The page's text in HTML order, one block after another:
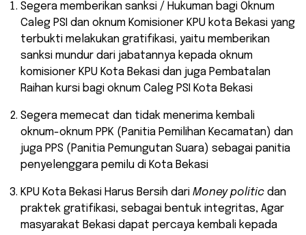
Segera memberikan sanksi / Hukuman bagi Oknum
Caleg PSI dan oknum Komisioner KPU kota Bekasi yang
terbukti melakukan gratifikasi, yaitu memberikan
sanksi mundur dari jabatannya kepada oknum
komisioner KPU Kota Bekasi dan juga Pembatalan
Raihan kursi bagi oknum Caleg PSI Kota Bekasi
Segera memecat dan tidak menerima kembali
oknum-oknum PPK (Panitia Pemilihan Kecamatan) dan
juga PPS (Panitia Pemungutan Suara) sebagai panitia
penyelenggara pemilu di Kota Bekasi
KPU Kota Bekasi Harus Bersih dari Money politic dan
praktek gratifikasi, sebagai bentuk integritas, Agar
masyarakat Bekasi dapat percaya kembali kepada